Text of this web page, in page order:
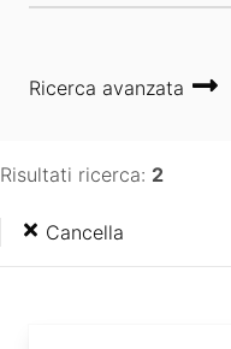
Ricerca avanzata
Risultati ricerca: 2
Cancella